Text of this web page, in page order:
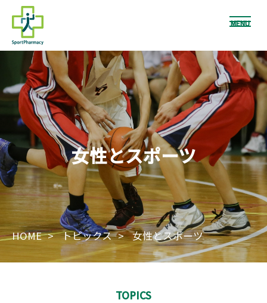
MENU
女性とスポーツ
HOME トピックス 女性とスポーツ
TOPICS